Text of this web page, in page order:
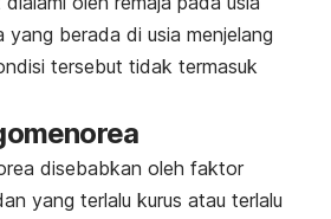
berada di usia menjelang
tersebut tidak termasuk
disebabkan oleh faktor
yang terlalu kurus atau terlalu